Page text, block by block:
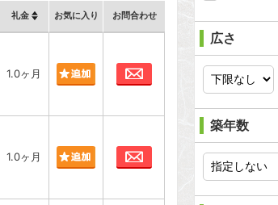
礼金 お気に入り お問合わせ
1.0ヶ月 お問合わせ
1.0ヶ月 お問合わせ
広さ
築年数